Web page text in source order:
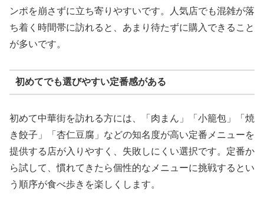
ンポを崩さずに立ち寄りやすいです。人気店でも混雑が落
ち着く時間帯に訪れると、あまり待たずに購入できること
が多いです。
初めてでも選びやすい定番感がある
初めて中華街を訪れる方には、「肉まん」「小籠包」「焼
き餃子」「杏仁豆腐」などの知名度が高い定番メニューを
提供する店が入りやすく、失敗しにくい選択です。定番か
ら試して、慣れてきたら個性的なメニューに挑戦するとい
う順序が食べ歩きを楽しくします。